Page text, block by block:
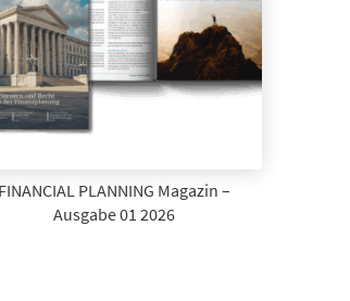
FINANCIAL PLANNING Magazin –
Ausgabe 01 2026